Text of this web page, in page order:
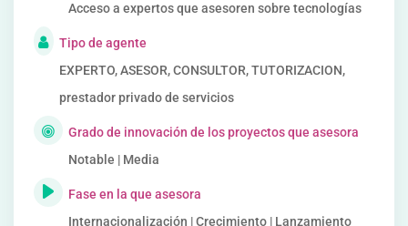
Acceso a expertos que asesoren sobre tecnologías
Tipo de agente
EXPERTO, ASESOR, CONSULTOR, TUTORIZACION,
prestador privado de servicios
Grado de innovación de los proyectos que asesora
Notable | Media
Fase en la que asesora
Internacionalización | Crecimiento | Lanzamiento